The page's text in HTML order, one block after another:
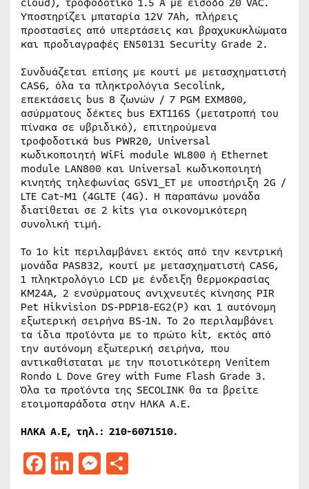
Υποστηρίζει μπαταρία 12V 7Ah, πλήρεις
προστασίες από υπερτάσεις και βραχυκυκλώματα
και προδιαγραφές EN50131 Security Grade 2.
Συνδυάζεται επίσης με κουτί με μετασχηματιστή
CAS6, όλα τα πληκτρολόγια Secolink,
επεκτάσεις bus 8 ζωνών / 7 PGM EXM800,
ασύρματους δέκτες bus EXT116S (μετατροπή του
πίνακα σε υβριδικό), επιτηρούμενα
τροφοδοτικά bus PWR20, Universal
κωδικοποιητή WiFi module WL800 ή Ethernet
module LAN800 και Universal κωδικοποιητή
κινητής τηλεφωνίας GSV1_ET με υποστήριξη 2G /
LTE Cat-M1 (4GLTE (4G). Η παραπάνω μονάδα
διατίθεται σε 2 kits για οικονομικότερη
συνολική τιμή.
Το 1ο kit περιλαμβάνει εκτός από την κεντρική
μονάδα PAS832, κουτί με μετασχηματιστή CAS6,
1 πληκτρολόγιο LCD με ένδειξη θερμοκρασίας
ΚΜ24Α, 2 ενσύρματους ανιχνευτές κίνησης PIR
Pet Hikvision DS-PDP18-EG2(P) και 1 αυτόνομη
εξωτερική σειρήνα BS-1N. Το 2ο περιλαμβάνει
τα ίδια προϊόντα με το πρώτο kit, εκτός από
την αυτόνομη εξωτερική σειρήνα, που
αντικαθίσταται με την ποιοτικότερη Venitem
Rondo L Dove Grey with Fume Flash Grade 3.
Όλα τα προϊόντα της SECOLINK θα τα βρείτε
ετοιμοπαράδοτα στην ΗΛΚΑ Α.Ε.
ΗΛΚΑ Α.Ε, τηλ.: 210-6071510.
Facebook
LinkedIn
Messenger